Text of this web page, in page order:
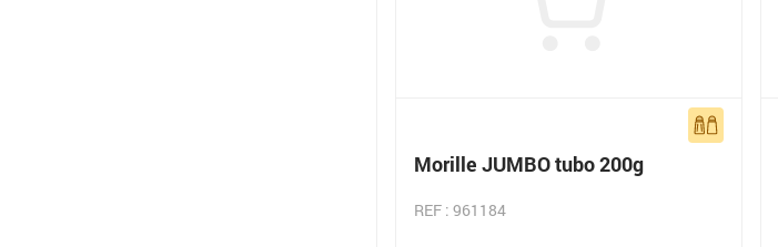
Morille JUMBO tubo 200g
REF : 961184